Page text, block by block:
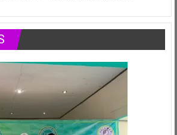
Ajang
Juli
Setiono
Rayakan
Tahun